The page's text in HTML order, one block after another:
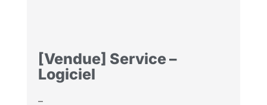
[Vendue] Service –
Logiciel
–